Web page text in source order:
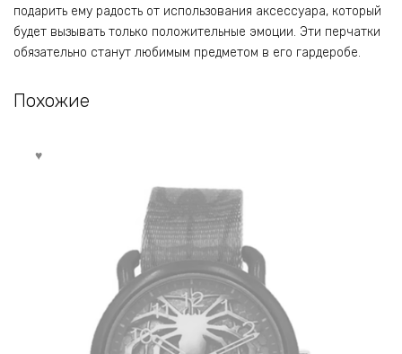
подарить ему радость от использования аксессуара, который
будет вызывать только положительные эмоции. Эти перчатки
обязательно станут любимым предметом в его гардеробе.
Похожие